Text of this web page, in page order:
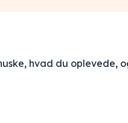
hvad du oplevede,